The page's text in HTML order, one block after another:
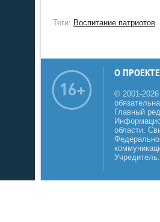
Теги: Воспитание патриотов
О ПРОЕКТЕ
© 2001-
Главный
области.